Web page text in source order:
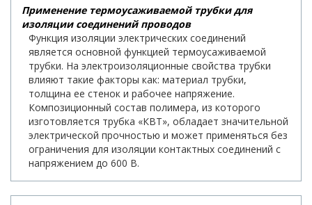
Применение термоусаживаемой трубки для
изоляции соединений проводов
Функция изоляции электрических соединений
является основной функцией термоусаживаемой
трубки. На электроизоляционные свойства трубки
влияют такие факторы как: материал трубки,
толщина ее стенок и рабочее напряжение.
Композиционный состав полимера, из которого
изготовляется трубка «КВТ», обладает значительной
электрической прочностью и может применяться без
ограничения для изоляции контактных соединений с
напряжением до 600 В.